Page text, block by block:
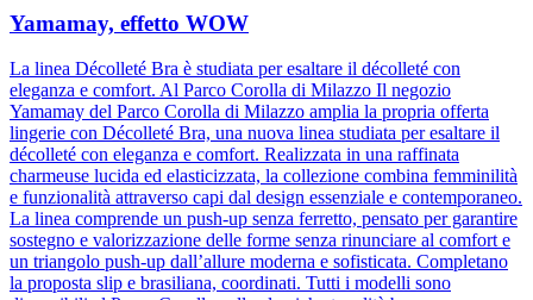
Yamamay, effetto WOW
La linea Décolleté Bra è studiata per esaltare il décolleté con
eleganza e comfort. Al Parco Corolla di Milazzo Il negozio
Yamamay del Parco Corolla di Milazzo amplia la propria offerta
lingerie con Décolleté Bra, una nuova linea studiata per esaltare il
décolleté con eleganza e comfort. Realizzata in una raffinata
charmeuse lucida ed elasticizzata, la collezione combina femminilità
e funzionalità attraverso capi dal design essenziale e contemporaneo.
La linea comprende un push-up senza ferretto, pensato per garantire
sostegno e valorizzazione delle forme senza rinunciare al comfort e
un triangolo push-up dall’allure moderna e sofisticata. Completano
la proposta slip e brasiliana, coordinati. Tutti i modelli sono